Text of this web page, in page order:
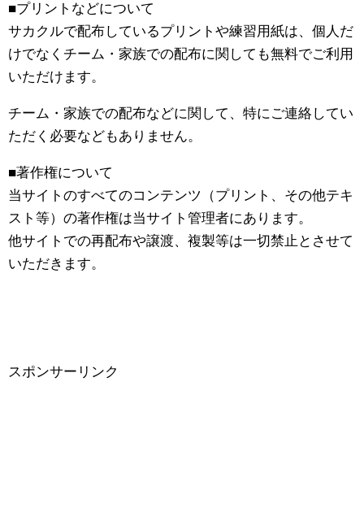
■プリントなどについて
サカクルで配布しているプリントや練習用紙は、個人だ
けでなくチーム・家族での配布に関しても無料でご利用
いただけます。
チーム・家族での配布などに関して、特にご連絡してい
ただく必要などもありません。
■著作権について
当サイトのすべてのコンテンツ（プリント、その他テキ
スト等）の著作権は当サイト管理者にあります。
他サイトでの再配布や譲渡、複製等は一切禁止とさせて
いただきます。
スポンサーリンク